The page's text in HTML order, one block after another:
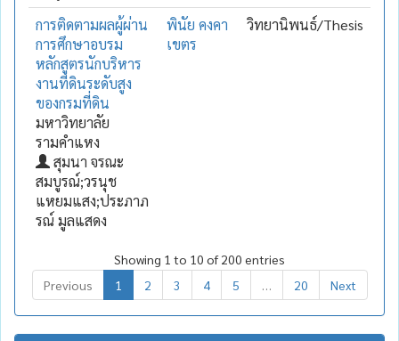
การติดตามผลผู้ผ่าน
การศึกษาอบรม
หลักสูตรนักบริหาร
งานที่ดินระดับสูง
ของกรมที่ดิน
มหาวิทยาลัย
รามคำแหง
สุมนา จรณะ
สมบูรณ์;วรนุช
แหยมแสง;ประภาภ
รณ์ มูลแสดง
พินัย คงคา
เขตร
วิทยานิพนธ์/Thesis
Showing 1 to 10 of 200 entries
Previous
1 2 3 4 5 20 Next